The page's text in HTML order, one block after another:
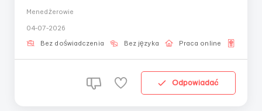
коммуникабельных людей для работы в
переписка, без звонков и видеосвязи. Что нужно
делать: • Вести переписку от имени модели
Menedżerowie
04-07-2026
Bez doświadczenia Bez języka Praca online
Odpowiadać